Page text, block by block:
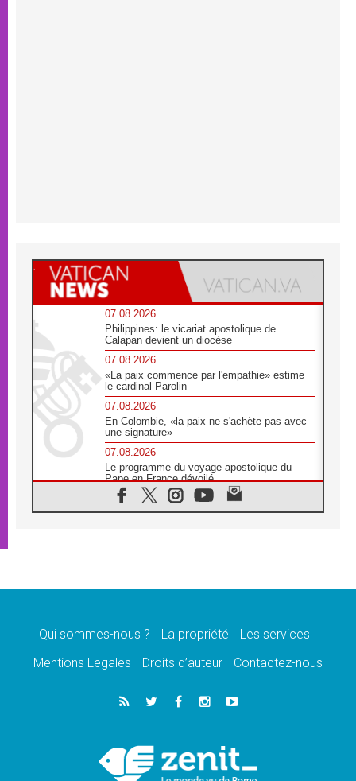
07.08.2026
Philippines: le vicariat apostolique de
Calapan devient un diocèse
07.08.2026
«La paix commence par l'empathie» estime
le cardinal Parolin
07.08.2026
En Colombie, «la paix ne s'achète pas avec
une signature»
07.08.2026
Le programme du voyage apostolique du
Pape en France dévoilé
07.08.2026
1ère Conférence continentale sur l'éducation
07.08.2026
07.08.2026
lancement des «dix jours de prière pour la
06.08.2026
Préparatifs des JMJ 2027 à Séoul: «c'est
Chrétiens et confucéens: respect et sagesse
pour relever les «défis urgents»
Qui sommes-nous ? La propriété
Les services
Mentions Legales
Droits d’auteur Contactez-nous